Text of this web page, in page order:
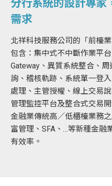
分行系統的設計專家
需求
北祥科技服務公司的「前檯
包含：集中式不中斷作業平
Gateway、異質系統整合、
詢、稽核軌跡、系統單一登
處理、主管授權、線上交易
管理監控平台及整合式交易
金融業傳統高／低櫃檯業務
富管理、SFA、…等新種金融
有效率。